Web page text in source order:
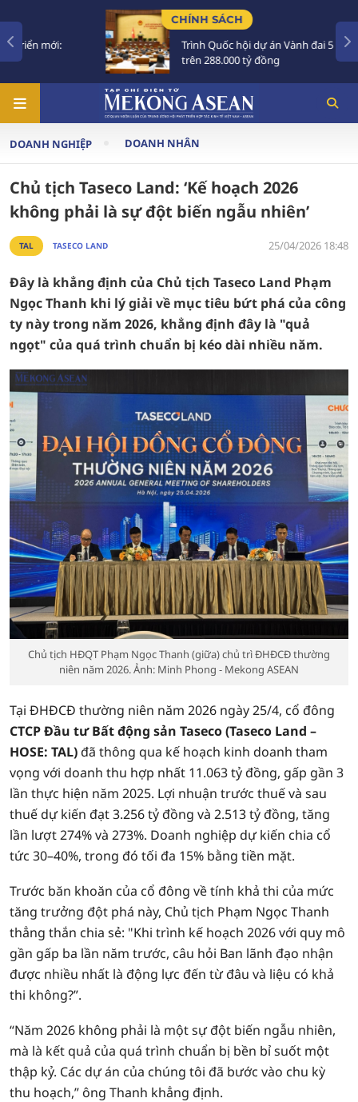
CHÍNH SÁCH
Trình Quốc hội dự án Vành đai 5 vùng Thủ đô
trên 288.000 tỷ đồng
DOANH NGHIỆP DOANH NHÂN
Chủ tịch Taseco Land: ‘Kế hoạch 2026
không phải là sự đột biến ngẫu nhiên’
TAL TASECO LAND 25/04/2026 18:48
Đây là khẳng định của Chủ tịch Taseco Land Phạm
Ngọc Thanh khi lý giải về mục tiêu bứt phá của công
ty này trong năm 2026, khẳng định đây là "quả
ngọt" của quá trình chuẩn bị kéo dài nhiều năm.
Chủ tịch HĐQT Phạm Ngọc Thanh (giữa) chủ trì ĐHĐCĐ thường
niên năm 2026. Ảnh: Minh Phong - Mekong ASEAN
Tại ĐHĐCĐ thường niên năm 2026 ngày 25/4, cổ đông
CTCP Đầu tư Bất động sản Taseco (Taseco Land –
HOSE: TAL)đã thông qua kế hoạch kinh doanh tham
vọng với doanh thu hợp nhất 11.063 tỷ đồng, gấp gần 3
lần thực hiện năm 2025. Lợi nhuận trước thuế và sau
thuế dự kiến đạt 3.256 tỷ đồng và 2.513 tỷ đồng, tăng
lần lượt 274% và 273%. Doanh nghiệp dự kiến chia cổ
tức 30–40%, trong đó tối đa 15% bằng tiền mặt.
Trước băn khoăn của cổ đông về tính khả thi của mức
tăng trưởng đột phá này, Chủ tịch Phạm Ngọc Thanh
thẳng thắn chia sẻ: "Khi trình kế hoạch 2026 với quy mô
gần gấp ba lần năm trước, câu hỏi Ban lãnh đạo nhận
được nhiều nhất là động lực đến từ đâu và liệu có khả
thi không?”.
“Năm 2026 không phải là một sự đột biến ngẫu nhiên,
mà là kết quả của quá trình chuẩn bị bền bỉ suốt một
thập kỷ. Các dự án của chúng tôi đã bước vào chu kỳ
thu hoạch,” ông Thanh khẳng định.